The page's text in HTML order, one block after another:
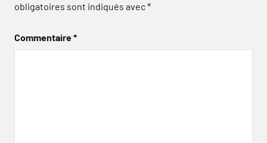
obligatoires sont indiqués avec*
Commentaire*